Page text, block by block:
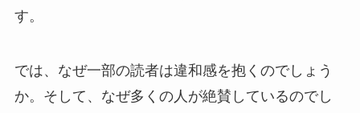
す。
では、なぜ一部の読者は違和感を抱くのでしょう
か。そして、なぜ多くの人が絶賛しているのでし